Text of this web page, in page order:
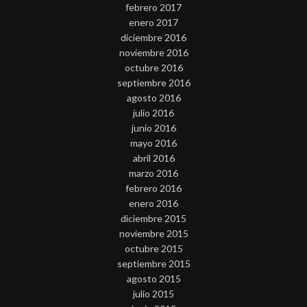
febrero 2017
enero 2017
diciembre 2016
noviembre 2016
octubre 2016
septiembre 2016
agosto 2016
julio 2016
junio 2016
mayo 2016
abril 2016
marzo 2016
febrero 2016
enero 2016
diciembre 2015
noviembre 2015
octubre 2015
septiembre 2015
agosto 2015
julio 2015